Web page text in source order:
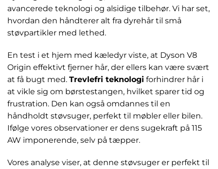
avancerede teknologi og alsidige tilbehør. Vi har set,
hvordan den håndterer alt fra dyrehår til små
støvpartikler med lethed.
En test i et hjem med kæledyr viste, at Dyson V8
Origin effektivt fjerner hår, der ellers kan være svært
at få bugt med. Trevlefri teknologi forhindrer hår i
at vikle sig om børstestangen, hvilket sparer tid og
frustration. Den kan også omdannes til en
håndholdt støvsuger, perfekt til møbler eller bilen.
Ifølge vores observationer er dens sugekraft på 115
AW imponerende, selv på tæpper.
Vores analyse viser, at denne støvsuger er perfekt til